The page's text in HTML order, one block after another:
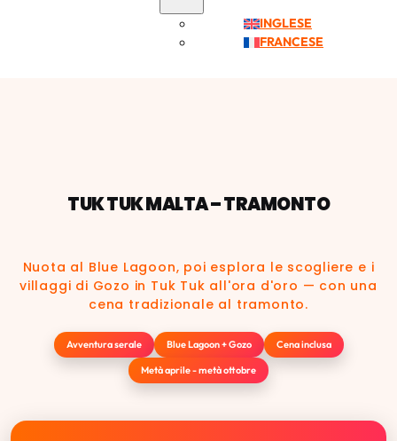
INGLESE
FRANCESE
TUK TUK MALTA – TRAMONTO
Nuota al Blue Lagoon, poi esplora le scogliere e i
villaggi di Gozo in Tuk Tuk all'ora d'oro — con una
cena tradizionale al tramonto.
Avventura serale Blue Lagoon + Gozo Cena inclusa
Metà aprile - metà ottobre